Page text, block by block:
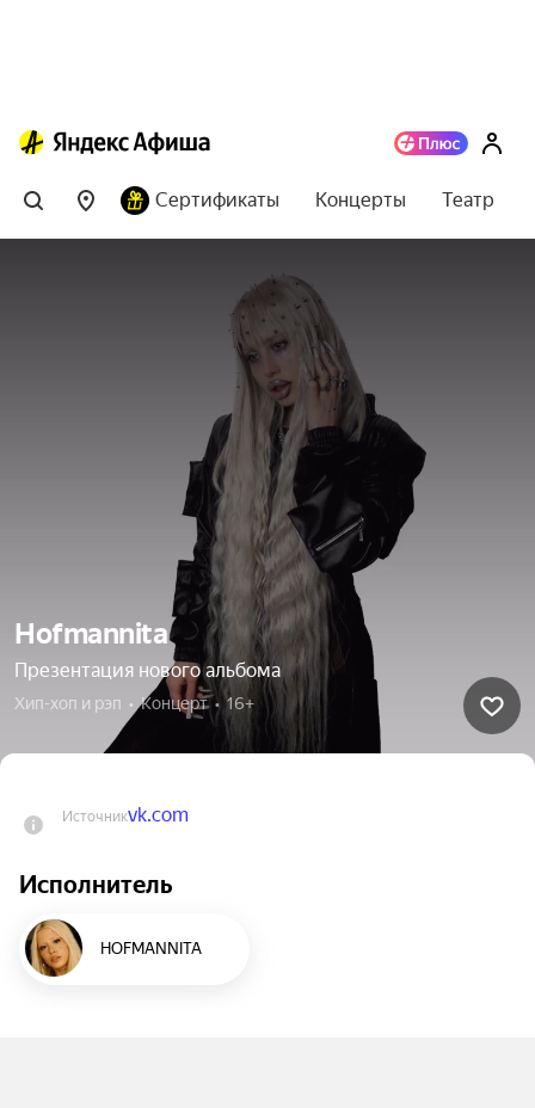
Сертификаты Концерты Театр
Hofmannita
Презентация нового альбома
Хип-хоп и рэп  •  Концерт  •  16+
Источникvk.com
Исполнитель
HOFMANNITA